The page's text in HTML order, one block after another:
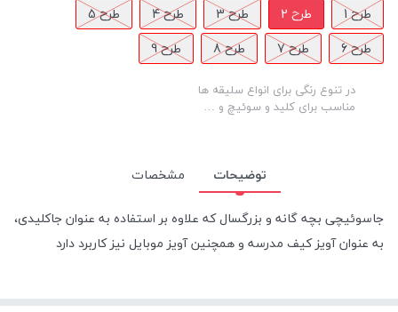
طرح 1 طرح 2 طرح 3 طرح 4
طرح 5
طرح 6
طرح 7 طرح 8 طرح 9
در تنوع رنگی برای انواع سلیقه ها
مناسب برای کلید و سوئیچ و …
توضیحات
مشخصات
جاسوئیچی بچه گانه و بزرگسال که علاوه بر استفاده به عنوان جاکلیدی،
به عنوان آویز کیف مدرسه و همچنین آویز موبایل نیز کاربرد دارد